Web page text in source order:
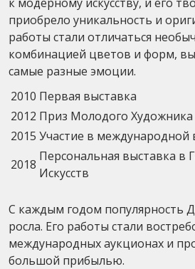
приобрело уникальность и
работы стали отличаться
комбинацией цветов и форм,
самые разные эмоции.
2010 Первая выставка
2012 Приз Молодого Художника
2015 Участие в международной
2018
Персональная выставка в
Искусств
С каждым годом популярность
росла. Его работы стали
международных аукционах и
большой прибылью.